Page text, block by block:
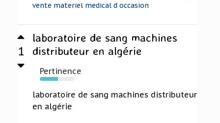
vente materiel medical d occasion
1
laboratoire de sang machines
distributeur en algérie
Pertinence
53%
laboratoire de sang machines distributeur
en algérie